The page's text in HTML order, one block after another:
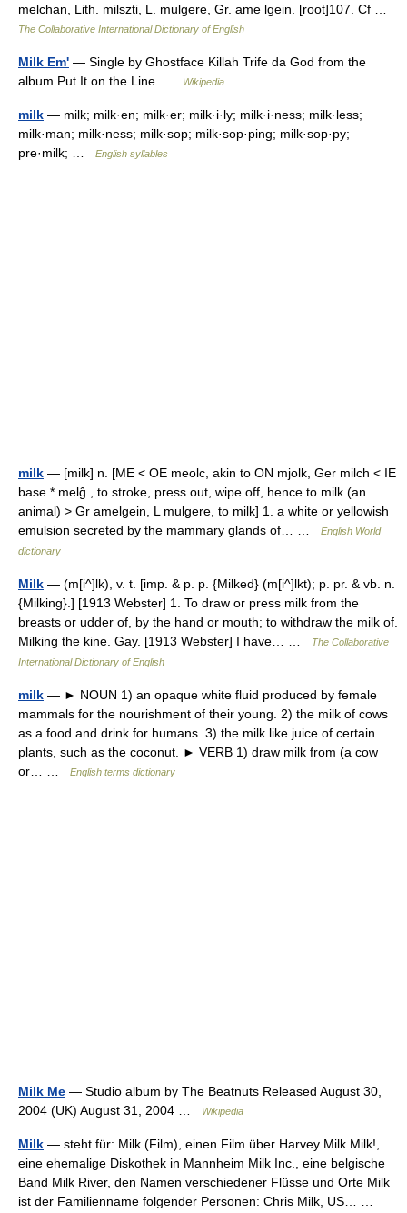
melchan, Lith. milszti, L. mulgere, Gr. ame lgein. [root]107. Cf …
The Collaborative International Dictionary of English
Milk Em' — Single by Ghostface Killah Trife da God from the
album Put It on the Line …
Wikipedia
milk — milk; milk·en; milk·er; milk·i·ly; milk·i·ness; milk·less;
milk·man; milk·ness; milk·sop; milk·sop·ping; milk·sop·py;
pre·milk; …
English syllables
milk — [milk] n. [ME < OE meolc, akin to ON mjolk, Ger milch < IE
base * melĝ , to stroke, press out, wipe off, hence to milk (an
animal) > Gr amelgein, L mulgere, to milk] 1. a white or yellowish
emulsion secreted by the mammary glands of… …
English World
dictionary
Milk — (m[i^]lk), v. t. [imp. & p. p. {Milked} (m[i^]lkt); p. pr. & vb. n.
{Milking}.] [1913 Webster] 1. To draw or press milk from the
breasts or udder of, by the hand or mouth; to withdraw the milk of.
Milking the kine. Gay. [1913 Webster] I have… …
The Collaborative
International Dictionary of English
milk — ► NOUN 1) an opaque white fluid produced by female
mammals for the nourishment of their young. 2) the milk of cows
as a food and drink for humans. 3) the milk like juice of certain
plants, such as the coconut. ► VERB 1) draw milk from (a cow
or… …
English terms dictionary
Milk Me — Studio album by The Beatnuts Released August 30,
2004 (UK) August 31, 2004 …
Wikipedia
Milk — steht für: Milk (Film), einen Film über Harvey Milk Milk!,
eine ehemalige Diskothek in Mannheim Milk Inc., eine belgische
Band Milk River, den Namen verschiedener Flüsse und Orte Milk
ist der Familienname folgender Personen: Chris Milk, US… …